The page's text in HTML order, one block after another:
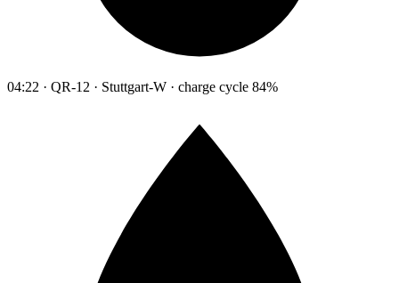
04:22 · QR-12 · Stuttgart-W · charge cycle 84%